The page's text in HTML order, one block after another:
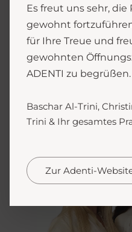
Es freut uns sehr, die
gewohnt
für Ihre Treue und
gewohnten
ADENTI zu begrüßen.
Baschar Al-Trini,
Trini & Ihr gesamtes
Zur Adenti-